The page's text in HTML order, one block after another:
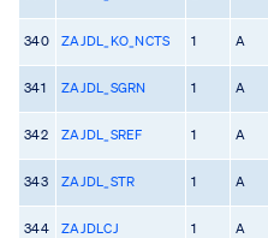
340 ZAJDL_KO_NCTS 1 A
341 ZAJDL_SGRN 1 A
342 ZAJDL_SREF 1 A
343 ZAJDL_STR 1 A
344 ZAJDLCJ 1 A